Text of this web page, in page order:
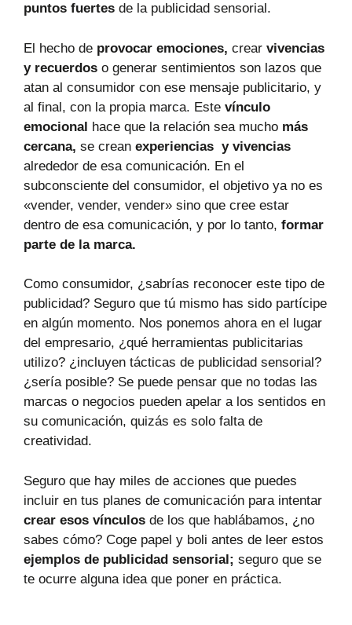
puntos fuertes de la publicidad sensorial.
El hecho de provocar emociones, crear vivencias
y recuerdos o generar sentimientos son lazos que
atan al consumidor con ese mensaje publicitario, y
al final, con la propia marca. Este vínculo
emocional hace que la relación sea mucho más
cercana, se crean experiencias y vivencias
alrededor de esa comunicación. En el
subconsciente del consumidor, el objetivo ya no es
«vender, vender, vender» sino que cree estar
dentro de esa comunicación, y por lo tanto, formar
parte de la marca.
Como consumidor, ¿sabrías reconocer este tipo de
publicidad? Seguro que tú mismo has sido partícipe
en algún momento. Nos ponemos ahora en el lugar
del empresario, ¿qué herramientas publicitarias
utilizo? ¿incluyen tácticas de publicidad sensorial?
¿sería posible? Se puede pensar que no todas las
marcas o negocios pueden apelar a los sentidos en
su comunicación, quizás es solo falta de
creatividad.
Seguro que hay miles de acciones que puedes
incluir en tus planes de comunicación para intentar
crear esos vínculos de los que hablábamos, ¿no
sabes cómo? Coge papel y boli antes de leer estos
ejemplos de publicidad sensorial; seguro que se
te ocurre alguna idea que poner en práctica.